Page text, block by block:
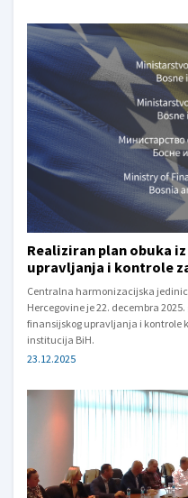
Realiziran plan obuka
upravljanja i kontrole
Centralna harmonizacijska
Hercegovine je 22. decembra
finansijskog upravljanja i kontrole
institucija BiH.
23.12.2025